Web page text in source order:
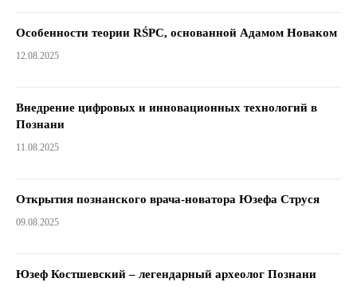
Особенности теории RŚPC, основанной Адамом Новаком
12.08.2025
Внедрение цифровых и инновационных технологий в
Познани
11.08.2025
Открытия познанского врача-новатора Юзефа Струся
09.08.2025
Юзеф Костшевский – легендарный археолог Познани